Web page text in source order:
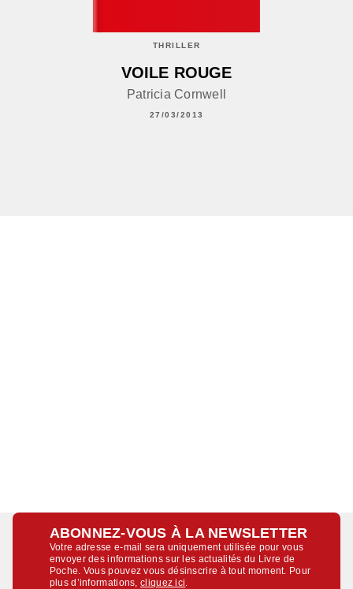
THRILLER
VOILE ROUGE
Patricia Cornwell
27/03/2013
ABONNEZ-VOUS À LA NEWSLETTER
Votre adresse e-mail sera uniquement utilisée pour vous
envoyer des informations sur les actualités du Livre de
Poche. Vous pouvez vous désinscrire à tout moment. Pour
plus d’informations,cliquez ici